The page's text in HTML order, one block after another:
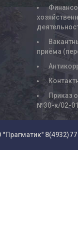
приёма
Приказ
№30-к/02-
8(4932)77